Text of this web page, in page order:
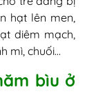
hạt lên men,
diêm mạch,
mì, chuối…
bìu ở